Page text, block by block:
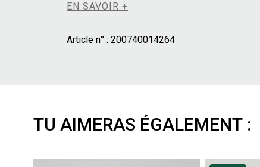
EN SAVOIR +
Article n° : 200740014264
TU AIMERAS ÉGALEMENT :